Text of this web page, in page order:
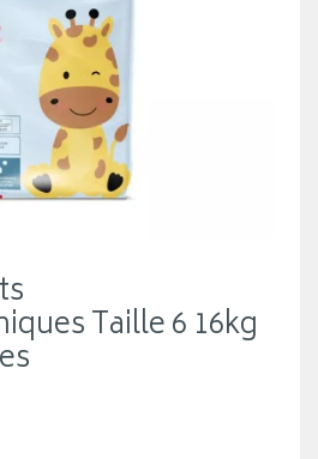
Taille 6 16kg